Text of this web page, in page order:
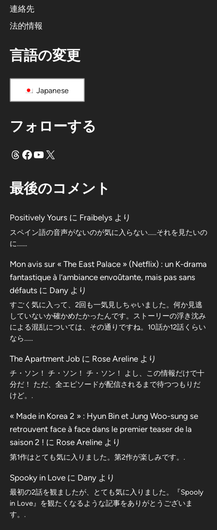
連絡先
法的情報
言語の変更
Japanese
フォローする
スレッド フェイスブックユーチューブX
最後のコメント
Positively Yours に Fraibelys より
スペイン語の音声がないのが気に入らない……それを見たいの
に…….
Mon avis sur « The East Palace » (Netflix) : un K-drama
fantastique à l’ambiance envoûtante, mais pas sans
défauts に Dany より
すごく気に入って、2回も一気見しちゃいました。何か見逃
していないか確かめたかったんです。ストーリーの浮き沈み
による混乱については、その通りですね。10話か12話くらい
なら……
The Apartment Job に Rose Areline より
チ・ソン！ チ・ソン！ チ・ソン！ よし、この情報だけで十
分だ！ ただ、全エピソードが配信されるまで待つつもりだ
けど。.
« Made in Korea 2 » : Hyun Bin et Jung Woo-sung se
retrouvent face à face dans le premier teaser de la
saison 2 ! に Rose Areline より
第1作はとても気に入りました。第2作が楽しみです。.
Spooky in Love に Dany より
最初の2話を観ましたが、とても気に入りました。『Spooly
in Love』を観たくなるような記事をありがとうございま
す。.